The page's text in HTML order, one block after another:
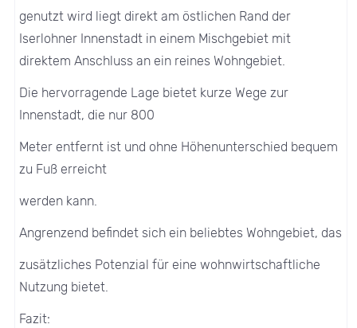
genutzt wird liegt direkt am östlichen Rand der
Iserlohner Innenstadt in einem Mischgebiet mit
direktem Anschluss an ein reines Wohngebiet.
Die hervorragende Lage bietet kurze Wege zur
Innenstadt, die nur 800
Meter entfernt ist und ohne Höhenunterschied bequem
zu Fuß erreicht
werden kann.
Angrenzend befindet sich ein beliebtes Wohngebiet, das
zusätzliches Potenzial für eine wohnwirtschaftliche
Nutzung bietet.
Fazit: